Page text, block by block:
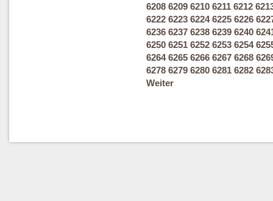
6208 6209 6210 6211 6212
6222 6223 6224 6225 6226
6236 6237 6238 6239 6240
6250 6251 6252 6253 6254
6264 6265 6266 6267 6268
6278 6279 6280 6281 6282
Weiter